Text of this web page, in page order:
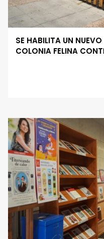
SE HABILITA UN
COLONIA FELINA